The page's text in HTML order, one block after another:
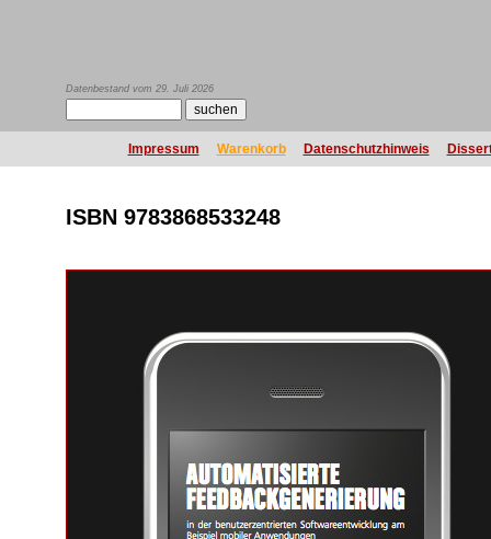
Datenbestand vom 29. Juli 2026
Impressum Warenkorb Datenschutzhinweis
ISBN 9783868533248